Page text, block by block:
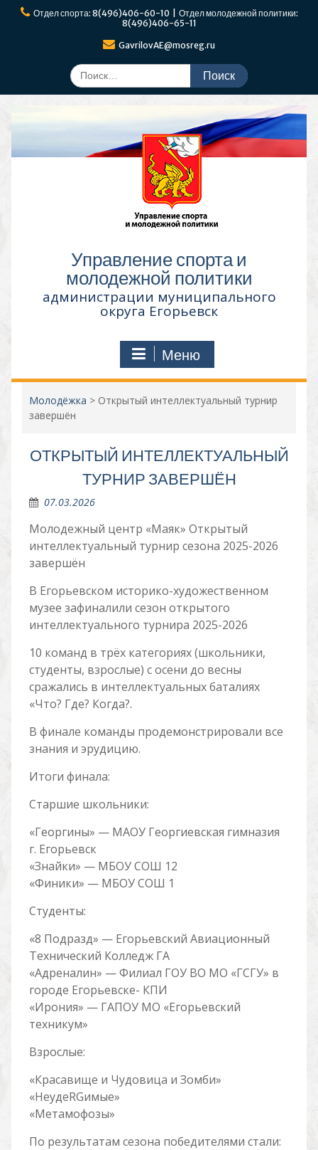
ПерейтиОтдел спорта: 8(496)406-60-10 | Отдел молодежной политики:
8(496)406-65-11
GavrilovAE@mosreg.ru
Поиск
по:
Управление спорта и
молодежной политики
администрации муниципального
округа Егорьевск
Меню
Молодёжка > Открытый интеллектуальный турнир
завершён
ОТКРЫТЫЙ ИНТЕЛЛЕКТУАЛЬНЫЙ
ТУРНИР ЗАВЕРШЁН
07.03.2026
Молодежный центр «Маяк» Открытый
интеллектуальный турнир сезона 2025-2026
завершён
В Егорьевском историко-художественном
музее зафиналили сезон открытого
интеллектуального турнира 2025-2026
10 команд в трёх категориях (школьники,
студенты, взрослые) с осени до весны
сражались в интеллектуальных баталиях
«Что? Где? Когда?.
В финале команды продемонстрировали все
знания и эрудицию.
Итоги финала:
Старшие школьники:
«Георгины» — МАОУ Георгиевская гимназия
г. Егорьевск
«Знайки» — МБОУ СОШ 12
«Финики» — МБОУ СОШ 1
Студенты:
«8 Подразд» — Егорьевский Авиационный
Технический Колледж ГА
«Адреналин» — Филиал ГОУ ВО МО «ГСГУ» в
городе Егорьевске- КПИ
«Ирония» — ГАПОУ МО «Егорьевский
техникум»
Взрослые:
«Красавище и Чудовица и Зомби»
«НеудеRGимые»
«Метамофозы»
По результатам сезона победителями стали: